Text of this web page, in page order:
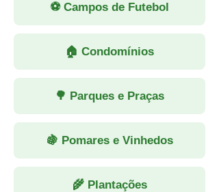
⚽ Campos de Futebol
🏠 Condomínios
🌳 Parques e Praças
🍇 Pomares e Vinhedos
🌾 Plantações